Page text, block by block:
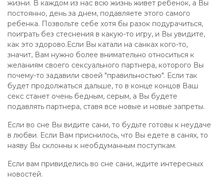
жизни. В каждом из нас всю жизнь живет ребенок, а Вы
постоянно, день за днем, подавляете этого самого
ребенка. Позвольте себе хотя бы разок подурачиться,
поиграть без стеснения в какую-то игру, и Вы увидите,
как это здорово.Если Вы катали на санках кого-то,
значит, Вам нужно более внимательно относиться к
желаниям своего сексуального партнера, которого Вы
почему-то задавили своей "правильностью". Если так
будет продолжаться дальше, то в конце концов Ваш
секс станет очень бедным, серым, а Вы будете
подавлять партнера, ставя все новые и новые запреты.
Если во сне Вы видите сани, то будьте готовы к неудаче
в любви. Если Вам приснилось, что Вы едете в санях, то
наяву Вы склонны к необдуманным поступкам.
Если вам привиделись во сне сани, ждите интересных
новостей.